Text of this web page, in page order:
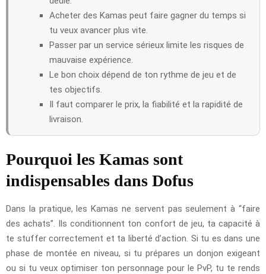
Acheter des Kamas peut faire gagner du temps si
tu veux avancer plus vite.
Passer par un service sérieux limite les risques de
mauvaise expérience.
Le bon choix dépend de ton rythme de jeu et de
tes objectifs.
Il faut comparer le prix, la fiabilité et la rapidité de
livraison.
Pourquoi les Kamas sont
indispensables dans Dofus
Dans la pratique, les Kamas ne servent pas seulement à “faire
des achats”. Ils conditionnent ton confort de jeu, ta capacité à
te stuffer correctement et ta liberté d’action. Si tu es dans une
phase de montée en niveau, si tu prépares un donjon exigeant
ou si tu veux optimiser ton personnage pour le PvP, tu te rends